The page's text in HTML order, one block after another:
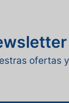
ofertas